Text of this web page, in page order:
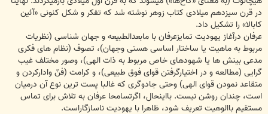
در قرن سیزدهم میلادی کتاب زوهر نوشته شد که تفکر و شکل کنونی «آئین
کابالا» را تشکیل داد.
عرفان درآغاز یهودیت تمایزعرفان با مابعدالطبیعه و جهان شناسی (نظریات
مربوط به ماهیت یا ساختار اساسی هستی وجهان)، تصوف (نظام های فکری
مدعی بینش ها یا شهودهای خاص مربوط به ذات الهی)، وصور مختلف غیب
گرایی (مطالعه و در اختیارگرفتن قوای فوق طبیعی)، و کرامت (فنّ وادارکردن و
متقاعد نمودن قوای الهی) وحتی جادوگری که غالبا پست ترین نوع آن درمیان
است، چندان روشن نیست. بااینحال، اگرتسامحا عرفان به تلاش برای تماس
مستقیم باالوهیت تعریف شود، ظاهرا با یهودیت ناسازگاراست.